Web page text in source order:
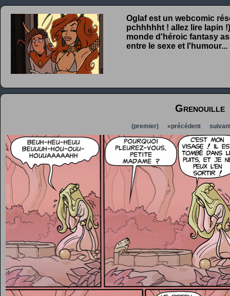
Oglaf est un webcomic
pchhhhht ! allez lire lapin
monde d'héroic fantasy
entre le sexe et l'humour...
Grenouille
(premier) «précédent